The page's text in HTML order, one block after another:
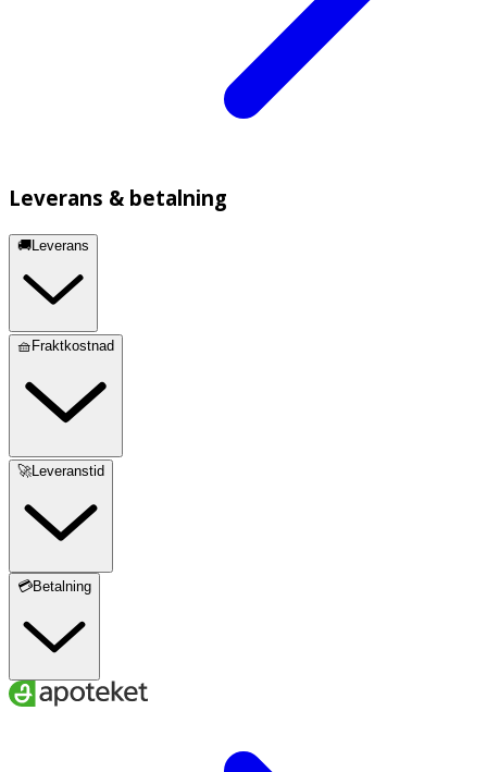
Leverans & betalning
🚚Leverans
🧺Fraktkostnad
🚀Leveranstid
💳Betalning